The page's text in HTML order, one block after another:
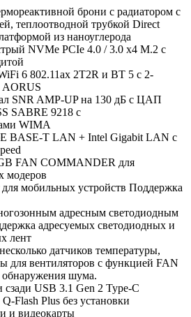
брони с радиатором с
теплоотводной трубкой Direct
из наноуглерода
NVMe PCIe 4.0 / 3.0 x4 M.2 с
6 802.11ax 2T2R и BT 5 с 2-
AORUS
SNR AMP-UP на 130 дБ с ЦАП
SABRE 9218 с
WIMA
BASE-T LAN + Intel Gigabit LAN с
FAN COMMANDER для
модеров
мобильных устройств Поддержка
адресным светодиодным
адресуемых светодиодных и
лент
датчиков температуры,
для вентиляторов с функцией FAN
шума.
сзади USB 3.1 Gen 2 Type-C
Flash Plus без установки
и видеокарты